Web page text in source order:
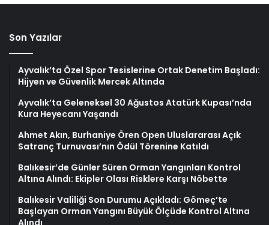
Son Yazılar
Ayvalık’ta Özel Spor Tesislerine Ortak Denetim Başladı:
Hijyen ve Güvenlik Mercek Altında
Ayvalık’ta Geleneksel 30 Ağustos Atatürk Kupası’nda
Kura Heyecanı Yaşandı
Ahmet Akın, Burhaniye Ören Open Uluslararası Açık
Satranç Turnuvası’nın Ödül Törenine Katıldı
Balıkesir’de Günler Süren Orman Yangınları Kontrol
Altına Alındı: Ekipler Olası Risklere Karşı Nöbette
Balıkesir Valiliği Son Durumu Açıkladı: Gömeç’te
Başlayan Orman Yangını Büyük Ölçüde Kontrol Altına
Alındı